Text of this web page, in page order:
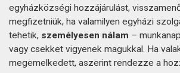
egyházközségi hozzájárulást,
megfizetniük, ha valamilyen egyházi
tehetik, személyesen nálam –
vagy csekket vigyenek magukkal. Ha
megemelkedett, aszerint rendezze a